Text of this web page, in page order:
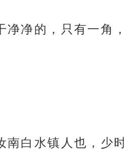
净净的，只有一角
南白水镇人也，少